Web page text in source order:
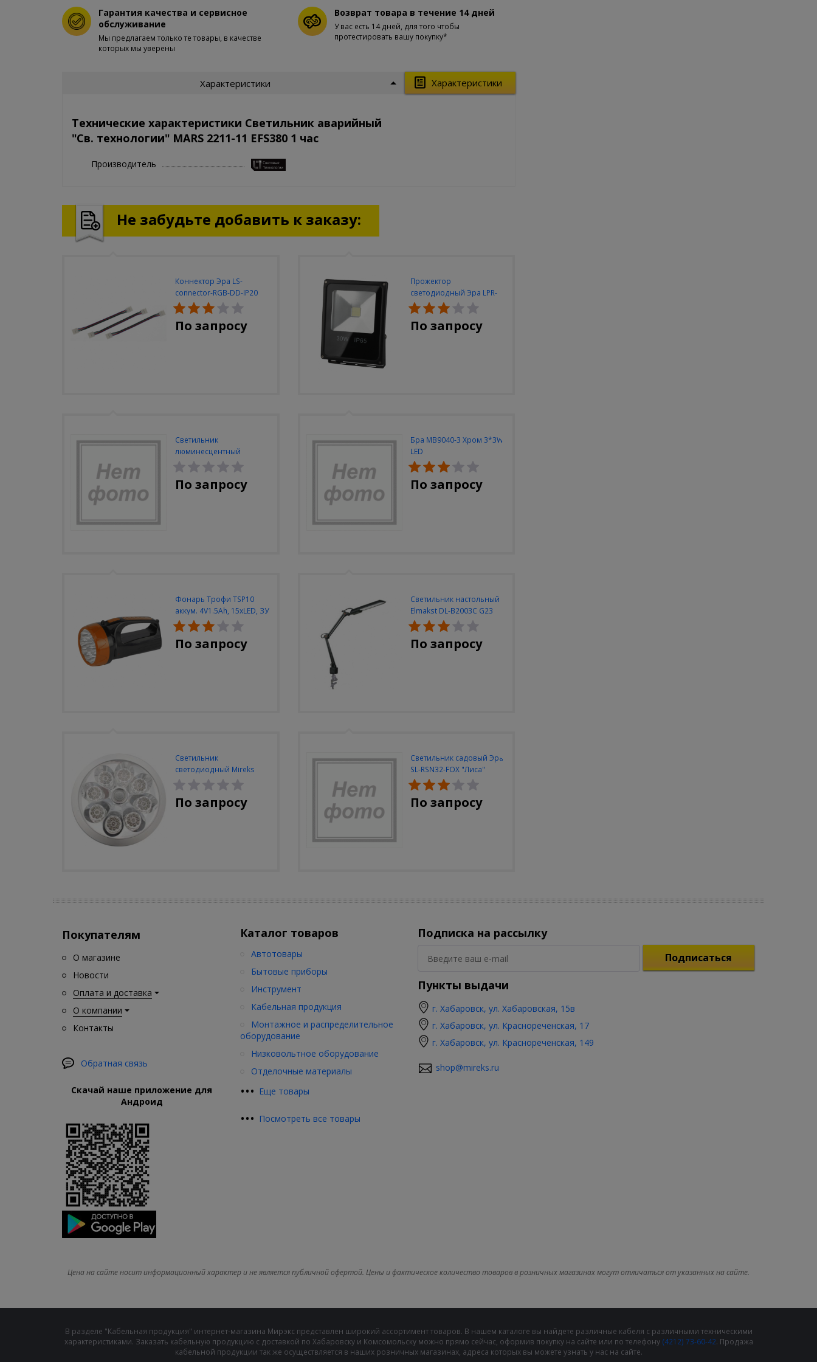
Гарантия качества и сервисное
обслуживание
Мы предлагаем только те товары, в качестве
которых мы уверены
Возврат товара в течение 14 дней
У вас есть 14 дней, для того чтобы
протестировать вашу покупку*
Характеристики
Характеристики
Технические характеристики Светильник аварийный
"Св. технологии" MARS 2211-11 EFS380 1 час
Производитель
Не забудьте добавить к заказу:
Коннектор Эра LS-
connector-RGB-DD-IP20
(3шт/уп)
По запросу
Прожектор
светодиодный Эра LPR-
30W-6500K-M
По запросу
Светильник
люминесцентный
Navigator NEL-A2-E130-T4-
840/WH
По запросу
Бра MB9040-3 Хром 3*3W
LED
По запросу
Фонарь Трофи TSP10
аккум. 4V1.5Ah, 15xLED, ЗУ
вилка 220V
По запросу
Светильник настольный
Elmakst DL-B2003C G23
черный струбцина
По запросу
Светильник
светодиодный Mireks
С-310-80-S (5W/4000-
5000K/500lm/датчик
движения)
По запросу
Светильник садовый Эра
SL-RSN32-FOX "Лиса"
солн.бат, полистоун,
цветной, 32 см
По запросу
Покупателям
О магазине
Новости
Оплата и доставка
О компании
Контакты
Обратная связь
Скачай наше приложение для
Андроид
Каталог товаров
••• Еще товары
Автотовары
Бытовые приборы
Инструмент
Кабельная продукция
Монтажное и распределительное
оборудование
Низковольтное оборудование
Отделочные материалы
••• Посмотреть все товары
Подписка на рассылку
Подписаться
Пункты выдачи
г. Хабаровск, ул. Хабаровская, 15в
г. Хабаровск, ул. Краснореченская, 17
г. Хабаровск, ул. Краснореченская, 149
shop@mireks.ru
Цена на сайте носит информационный характер и не является публичной офертой. Цены и фактическое количество товаров в розничных магазинах могут отличаться от указанных на сайте.
В разделе "Кабельная продукция" интернет-магазина Мирэкс представлен широкий ассортимент товаров. В нашем каталоге вы найдете различные кабеля с различными техническими
характеристиками. Заказать кабельную продукцию с доставкой по Хабаровску и Комсомольску можно прямо сейчас, оформив покупку на сайте или по телефону (4212) 73-60-42. Продажа
кабельной продукции так же осуществляется в наших розничных магазинах, адреса которых вы можете узнать у нас на сайте.